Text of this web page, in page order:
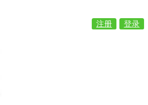
登录
注册